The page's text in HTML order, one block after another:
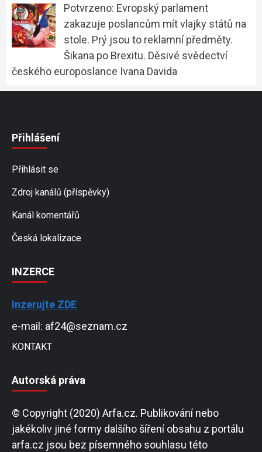
Potvrzeno: Evropský parlament
zakazuje poslancům mít vlajky států na
stole. Prý jsou to reklamní předměty.
Šikana po Brexitu. Děsivé svědectví
českého europoslance Ivana Davida
Přihlášení
Přihlásit se
Zdroj kanálů (příspěvky)
Kanál komentářů
Česká lokalizace
INZERCE
Inzerujte ZDE
e-mail: af24@seznam.cz
KONTAKT
Autorská práva
© Copyright (2020) Arfa.cz. Publikování nebo
jakékoliv jiné formy dalšího šíření obsahu z portálu
arfa.cz jsou bez písemného souhlasu této